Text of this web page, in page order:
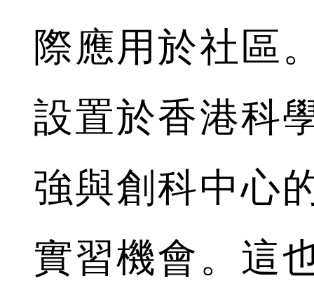
際應用於社區
設置於香港科
強與創科中心
實習機會。這